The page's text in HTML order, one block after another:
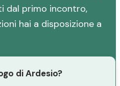
dal primo incontro,
hai a disposizione a
di Ardesio?